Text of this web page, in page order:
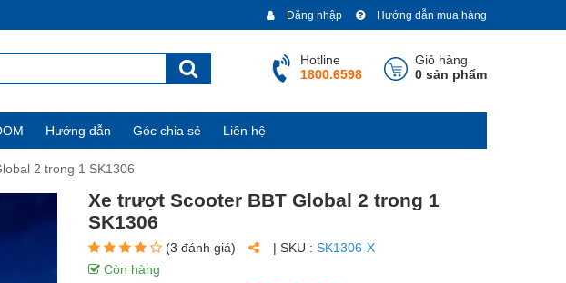
Hướng dẫn mua hàng
Đăng nhập
Giỏ hàng
0 sản phẩm
Hotline
1800.6598
Hướng dẫn Góc chia sẻ Liên hệ
2 trong 1 SK1306
Xe trượt Scooter BBT Global 2 trong 1
SK1306
(3 đánh giá) | SKU : SK1306-X
Còn hàng